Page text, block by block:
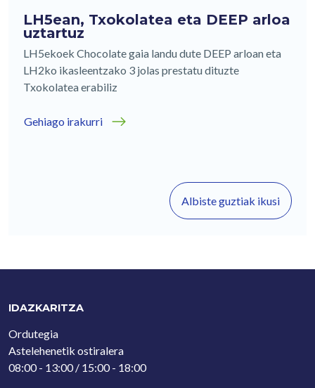
LH5ean, Txokolatea eta DEEP arloa
uztartuz
LH5ekoek Chocolate gaia landu dute DEEP arloan eta
LH2ko ikasleentzako 3 jolas prestatu dituzte
Txokolatea erabiliz
Gehiago irakurri
Albiste guztiak ikusi
IDAZKARITZA
Ordutegia
Astelehenetik ostiralera
08:00 - 13:00 / 15:00 - 18:00